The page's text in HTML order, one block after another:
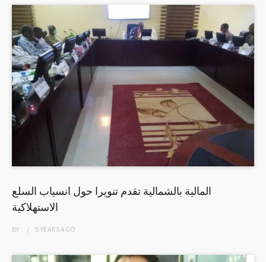
المالية بالشمالية تقدم تنويرا حول انسياب السلع
الاستهلاكية
BY 5 YEARSAGO